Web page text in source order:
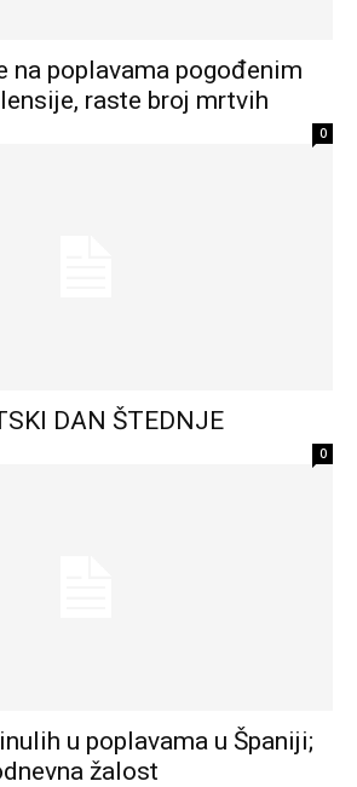
na poplavama pogođenim
raste broj mrtvih
0
DAN ŠTEDNJE
0
u poplavama u Španiji;
žalost